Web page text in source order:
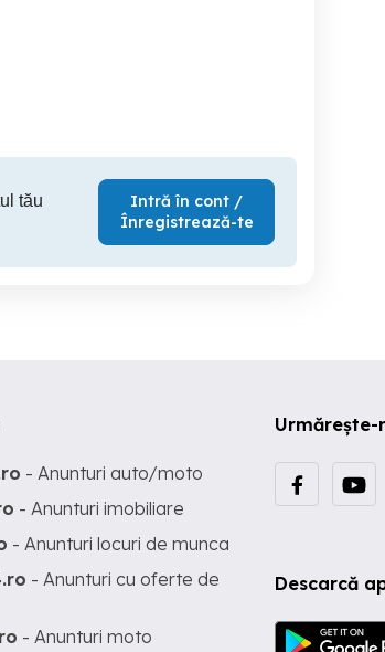
tău
Intră în cont /
Înregistrează-te
Urmărește-
Descarcă
- Anunturi auto/moto
- Anunturi imobiliare
- Anunturi locuri de munca
- Anunturi cu oferte de
- Anunturi moto